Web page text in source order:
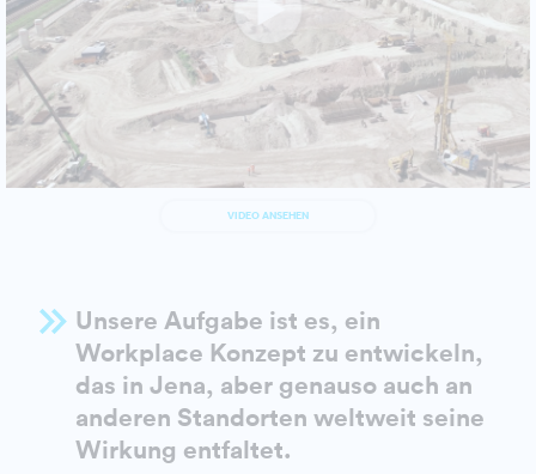
VIDEO ANSEHEN
Unsere Aufgabe ist es, ein
Workplace Konzept zu entwickeln,
das in Jena, aber genauso auch an
anderen Standorten weltweit seine
Wirkung entfaltet.